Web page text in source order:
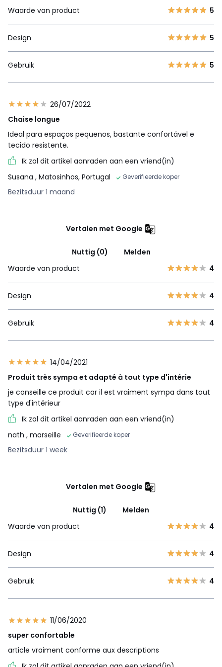
Waarde van product
5
Design 5
Gebruik 5
26/07/2022
Chaise longue
Ideal para espaços pequenos, bastante confortável e
tecido resistente.
Ik zal dit artikel aanraden aan een vriend(in)
Susana , Matosinhos, Portugal Geverifieerde koper
Bezitsduur 1 maand
Vertalen met Google
Nuttig (0)
Melden
Waarde van product
4
Design 4
Gebruik 4
14/04/2021
Produit très sympa et adapté à tout type d'intérie
je conseille ce produit car il est vraiment sympa dans tout
type d'intérieur
Ik zal dit artikel aanraden aan een vriend(in)
nath , marseille Geverifieerde koper
Bezitsduur 1 week
Vertalen met Google
Nuttig (1)
Melden
Waarde van product
4
Design 4
Gebruik 4
11/06/2020
super confortable
article vraiment conforme aux descriptions